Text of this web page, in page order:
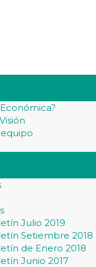
Julio 2019
Setiembre 2018
de Enero 2018
Junio 2017